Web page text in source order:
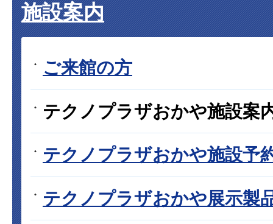
施設案内
ご来館の方
テクノプラザおかや施設案
テクノプラザおかや施設予
テクノプラザおかや展示製